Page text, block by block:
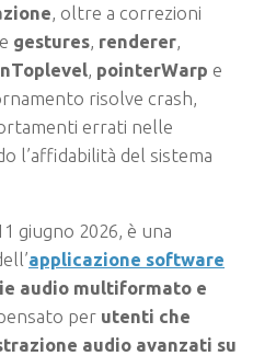
, oltre a correzioni
gestures renderer
pointerWarp e
risolve crash,
errati nelle
l’affidabilità del sistema
giugno 2026, è una
applicazione software
audio multiformato e
per utenti che
audio avanzati su